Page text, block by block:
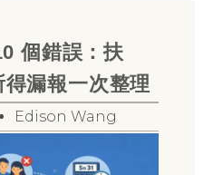
個錯誤：扶
漏報一次整理
Edison Wang